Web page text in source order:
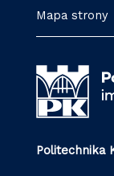
Mapa strony
Politechnika